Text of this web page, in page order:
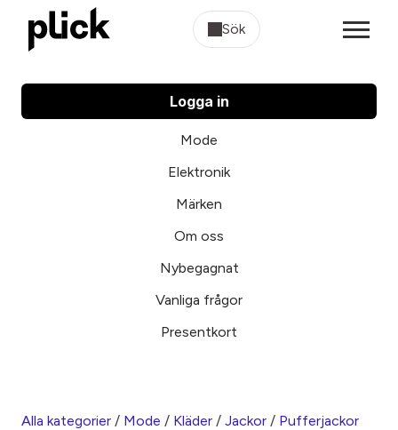
Sök
Logga in
Mode
Elektronik
Märken
Om oss
Nybegagnat
Vanliga frågor
Presentkort
Alla kategorier / Mode / Kläder / Jackor / Pufferjackor